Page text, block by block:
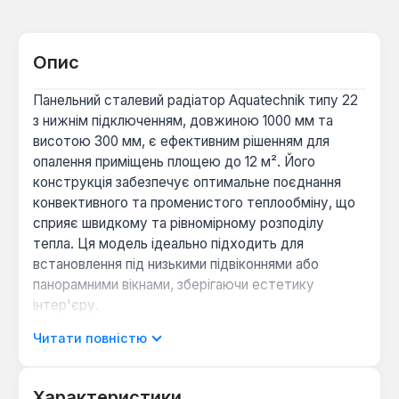
Опис
Панельний сталевий радіатор Aquatechnik типу 22
з нижнім підключенням, довжиною 1000 мм та
висотою 300 мм, є ефективним рішенням для
опалення приміщень площею до 12 м². Його
конструкція забезпечує оптимальне поєднання
конвективного та променистого теплообміну, що
сприяє швидкому та рівномірному розподілу
тепла. Ця модель ідеально підходить для
встановлення під низькими підвіконнями або
панорамними вікнами, зберігаючи естетику
інтер'єру.
вуглецю, з'єднаних по периметру шовним
Читати повністю